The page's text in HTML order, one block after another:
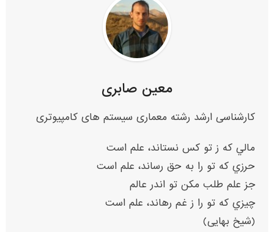
معین صابری
کارشناسی ارشد رشته معماری سیستم های کامپیوتری
مالي که ز تو کس نستاند، علم است
حرزي که تو را به حق رساند، علم است
جز علم طلب مکن تو اندر عالم
چيزي که تو را ز غم رهاند، علم است
(شیخ بهایی)